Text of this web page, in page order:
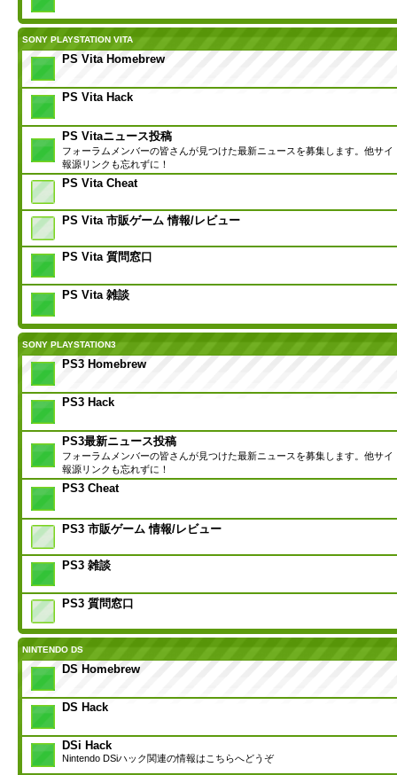
SONY PLAYSTATION VITA
PS Vita Homebrew
PS Vita Hack
PS Vitaニュース投稿
フォーラムメンバーの皆さんが見つけた最新ニュースを募集します。他サイ
報源リンクも忘れずに！
PS Vita Cheat
PS Vita 市販ゲーム 情報/レビュー
PS Vita 質問窓口
PS Vita 雑談
SONY PLAYSTATION3
PS3 Homebrew
PS3 Hack
PS3最新ニュース投稿
フォーラムメンバーの皆さんが見つけた最新ニュースを募集します。他サイ
報源リンクも忘れずに！
PS3 Cheat
PS3 市販ゲーム 情報/レビュー
PS3 雑談
PS3 質問窓口
NINTENDO DS
DS Homebrew
DS Hack
DSi Hack
Nintendo DSiハック関連の情報はこちらへどうぞ